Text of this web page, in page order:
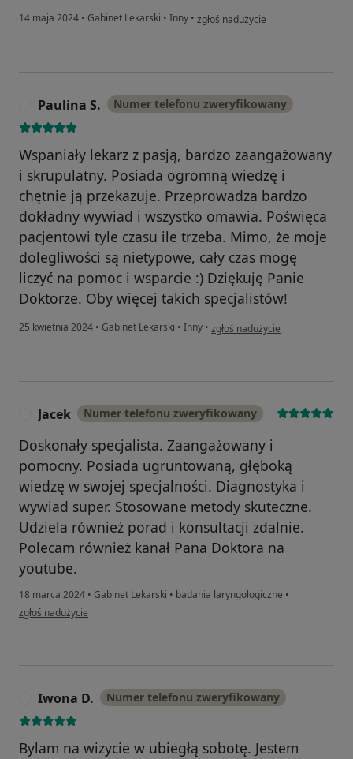
14 maja 2024 • Gabinet Lekarski • Inny • w opinii użytkownika Remigiusz
zgłoś nadużycie
Paulina S. Numer telefonu zweryfikowany
Wspaniały lekarz z pasją, bardzo zaangażowany
i skrupulatny. Posiada ogromną wiedzę i
chętnie ją przekazuje. Przeprowadza bardzo
dokładny wywiad i wszystko omawia. Poświęca
pacjentowi tyle czasu ile trzeba. Mimo, że moje
dolegliwości są nietypowe, cały czas mogę
liczyć na pomoc i wsparcie :) Dziękuję Panie
Doktorze. Oby więcej takich specjalistów!
25 kwietnia 2024 • Gabinet Lekarski • Inny • w opinii użytkownika Paulina S.
zgłoś nadużycie
Jacek Numer telefonu zweryfikowany
Doskonały specjalista. Zaangażowany i
pomocny. Posiada ugruntowaną, głęboką
wiedzę w swojej specjalności. Diagnostyka i
wywiad super. Stosowane metody skuteczne.
Udziela również porad i konsultacji zdalnie.
Polecam również kanał Pana Doktora na
youtube.
18 marca 2024 • Gabinet Lekarski • badania laryngologiczne •
w opinii użytkownika Jacek
zgłoś nadużycie
Iwona D. Numer telefonu zweryfikowany
Bylam na wizycie w ubiegłą sobotę. Jestem